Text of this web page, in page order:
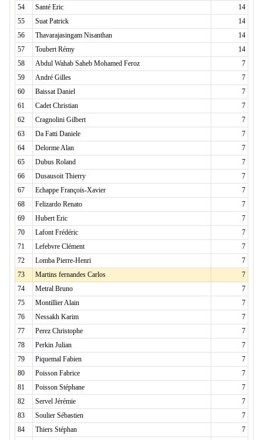
54
Santé Eric
14
55
Suat Patrick
14
56
Thavarajasingam Nisanthan
14
57
Toubert Rémy
14
58
Abdul Wahab Saheb Mohamed Feroz
7
59
André Gilles
7
60
Baissat Daniel
7
61
Cadet Christian
7
62
Cragnolini Gilbert
7
63
Da Fatti Daniele
7
64
Delorme Alan
7
65
Dubus Roland
7
66
Dusausoit Thierry
7
67
Echappe François-Xavier
7
68
Felizardo Renato
7
69
Hubert Eric
7
70
Lafont Frédéric
7
71
Lefebvre Clément
7
72
Lomba Pierre-Henri
7
73
Martins fernandes Carlos
7
74
Metral Bruno
7
75
Montillier Alain
7
76
Nessakh Karim
7
77
Perez Christophe
7
78
Perkin Julian
7
79
Piquemal Fabien
7
80
Poisson Fabrice
7
81
Poisson Stéphane
7
82
Servel Jérémie
7
83
Soulier Sébastien
7
84
Thiers Stéphan
7